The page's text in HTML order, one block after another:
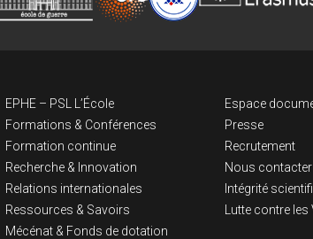
Navigation
EPHE – PSL L’École
Formations & Conférences
Formation continue
Recherche & Innovation
Relations internationales
Ressources & Savoirs
Mécénat & Fonds de dotation
Espace
Presse
Recrutement
Nous contacter
Intégrité
Lutte contre les